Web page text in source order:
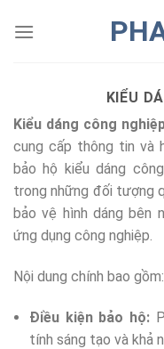
đến
KIỂU
Kiểu dáng công
cung cấp thông tin và
bảo hộ kiểu dáng
trong những đối tượng
bảo vệ hình dáng bên
ứng dụng công nghiệp.
Nội dung chính bao gồm:
Điều kiện bảo hộ:
tính sáng tạo và khả